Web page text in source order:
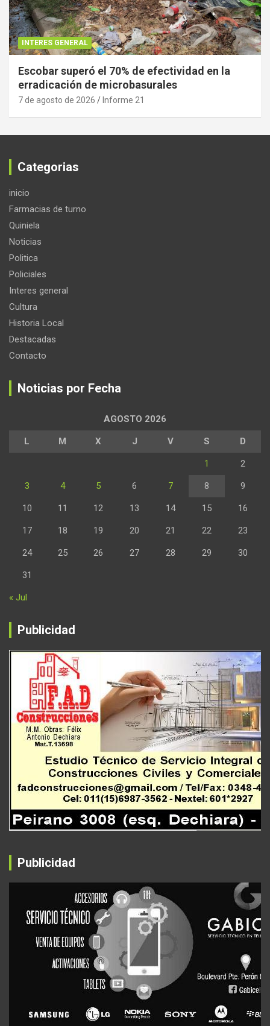
INTERES GENERAL
Escobar superó el 70% de efectividad en la
erradicación de microbasurales
7 de agosto de 2026 Informe 21
Categorias
inicio
Farmacias de turno
Quiniela
Noticias
Politica
Policiales
Interes general
Cultura
Historia Local
Destacadas
Contacto
Noticias por Fecha
AGOSTO 2026
L M X J V S D
1 2
3 4 5 6 7 8 9
10 11 12 13 14 15 16
17 18 19 20 21 22 23
24 25 26 27 28 29 30
31
« Jul
Publicidad
Publicidad